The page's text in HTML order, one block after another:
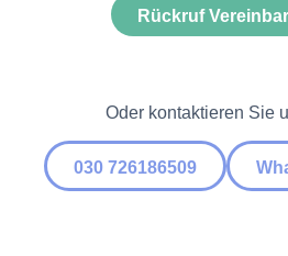
Rückruf
Oder kontaktieren Sie
030 726186509